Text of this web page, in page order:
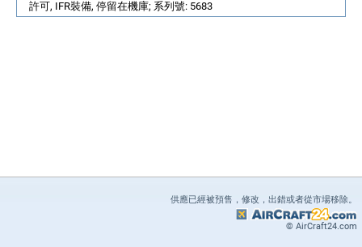
許可, IFR裝備, 停留在機庫; 系列號: 5683
供應已經被預售，修改，出錯或者從市場移除。
© AirCraft24.com